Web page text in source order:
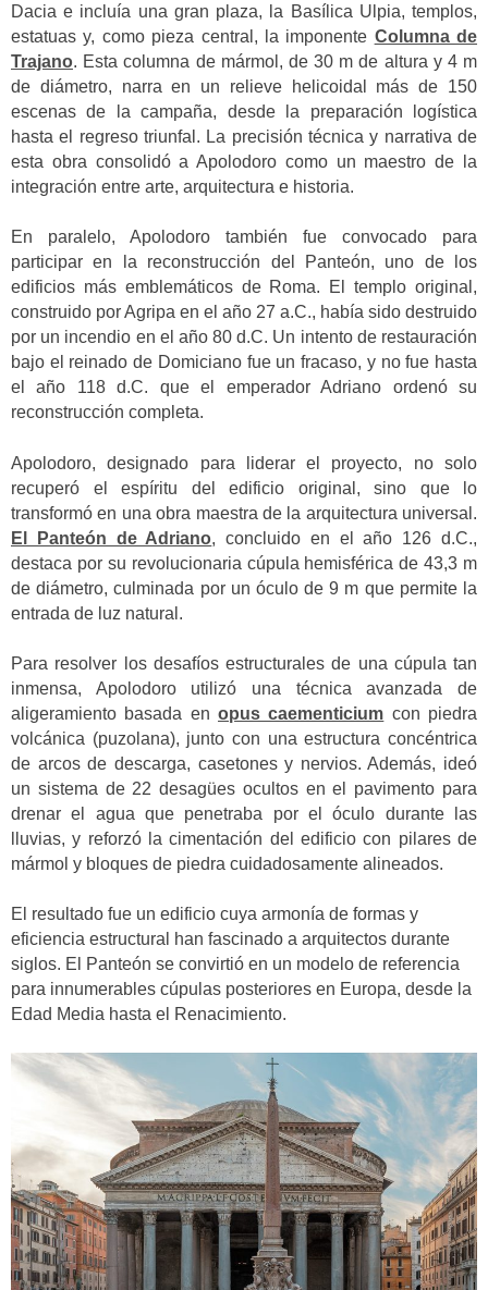
Dacia e incluía una gran plaza, la Basílica Ulpia, templos,
estatuas y, como pieza central, la imponente Columna de
Trajano. Esta columna de mármol, de 30 m de altura y 4 m
de diámetro, narra en un relieve helicoidal más de 150
escenas de la campaña, desde la preparación logística
hasta el regreso triunfal. La precisión técnica y narrativa de
esta obra consolidó a Apolodoro como un maestro de la
integración entre arte, arquitectura e historia.
En paralelo, Apolodoro también fue convocado para
participar en la reconstrucción del Panteón, uno de los
edificios más emblemáticos de Roma. El templo original,
construido por Agripa en el año 27 a.C., había sido destruido
por un incendio en el año 80 d.C. Un intento de restauración
bajo el reinado de Domiciano fue un fracaso, y no fue hasta
el año 118 d.C. que el emperador Adriano ordenó su
reconstrucción completa.
Apolodoro, designado para liderar el proyecto, no solo
recuperó el espíritu del edificio original, sino que lo
transformó en una obra maestra de la arquitectura universal.
El Panteón de Adriano, concluido en el año 126 d.C.,
destaca por su revolucionaria cúpula hemisférica de 43,3 m
de diámetro, culminada por un óculo de 9 m que permite la
entrada de luz natural.
Para resolver los desafíos estructurales de una cúpula tan
inmensa, Apolodoro utilizó una técnica avanzada de
aligeramiento basada en opus caementicium con piedra
volcánica (puzolana), junto con una estructura concéntrica
de arcos de descarga, casetones y nervios. Además, ideó
un sistema de 22 desagües ocultos en el pavimento para
drenar el agua que penetraba por el óculo durante las
lluvias, y reforzó la cimentación del edificio con pilares de
mármol y bloques de piedra cuidadosamente alineados.
El resultado fue un edificio cuya armonía de formas y
eficiencia estructural han fascinado a arquitectos durante
siglos. El Panteón se convirtió en un modelo de referencia
para innumerables cúpulas posteriores en Europa, desde la
Edad Media hasta el Renacimiento.